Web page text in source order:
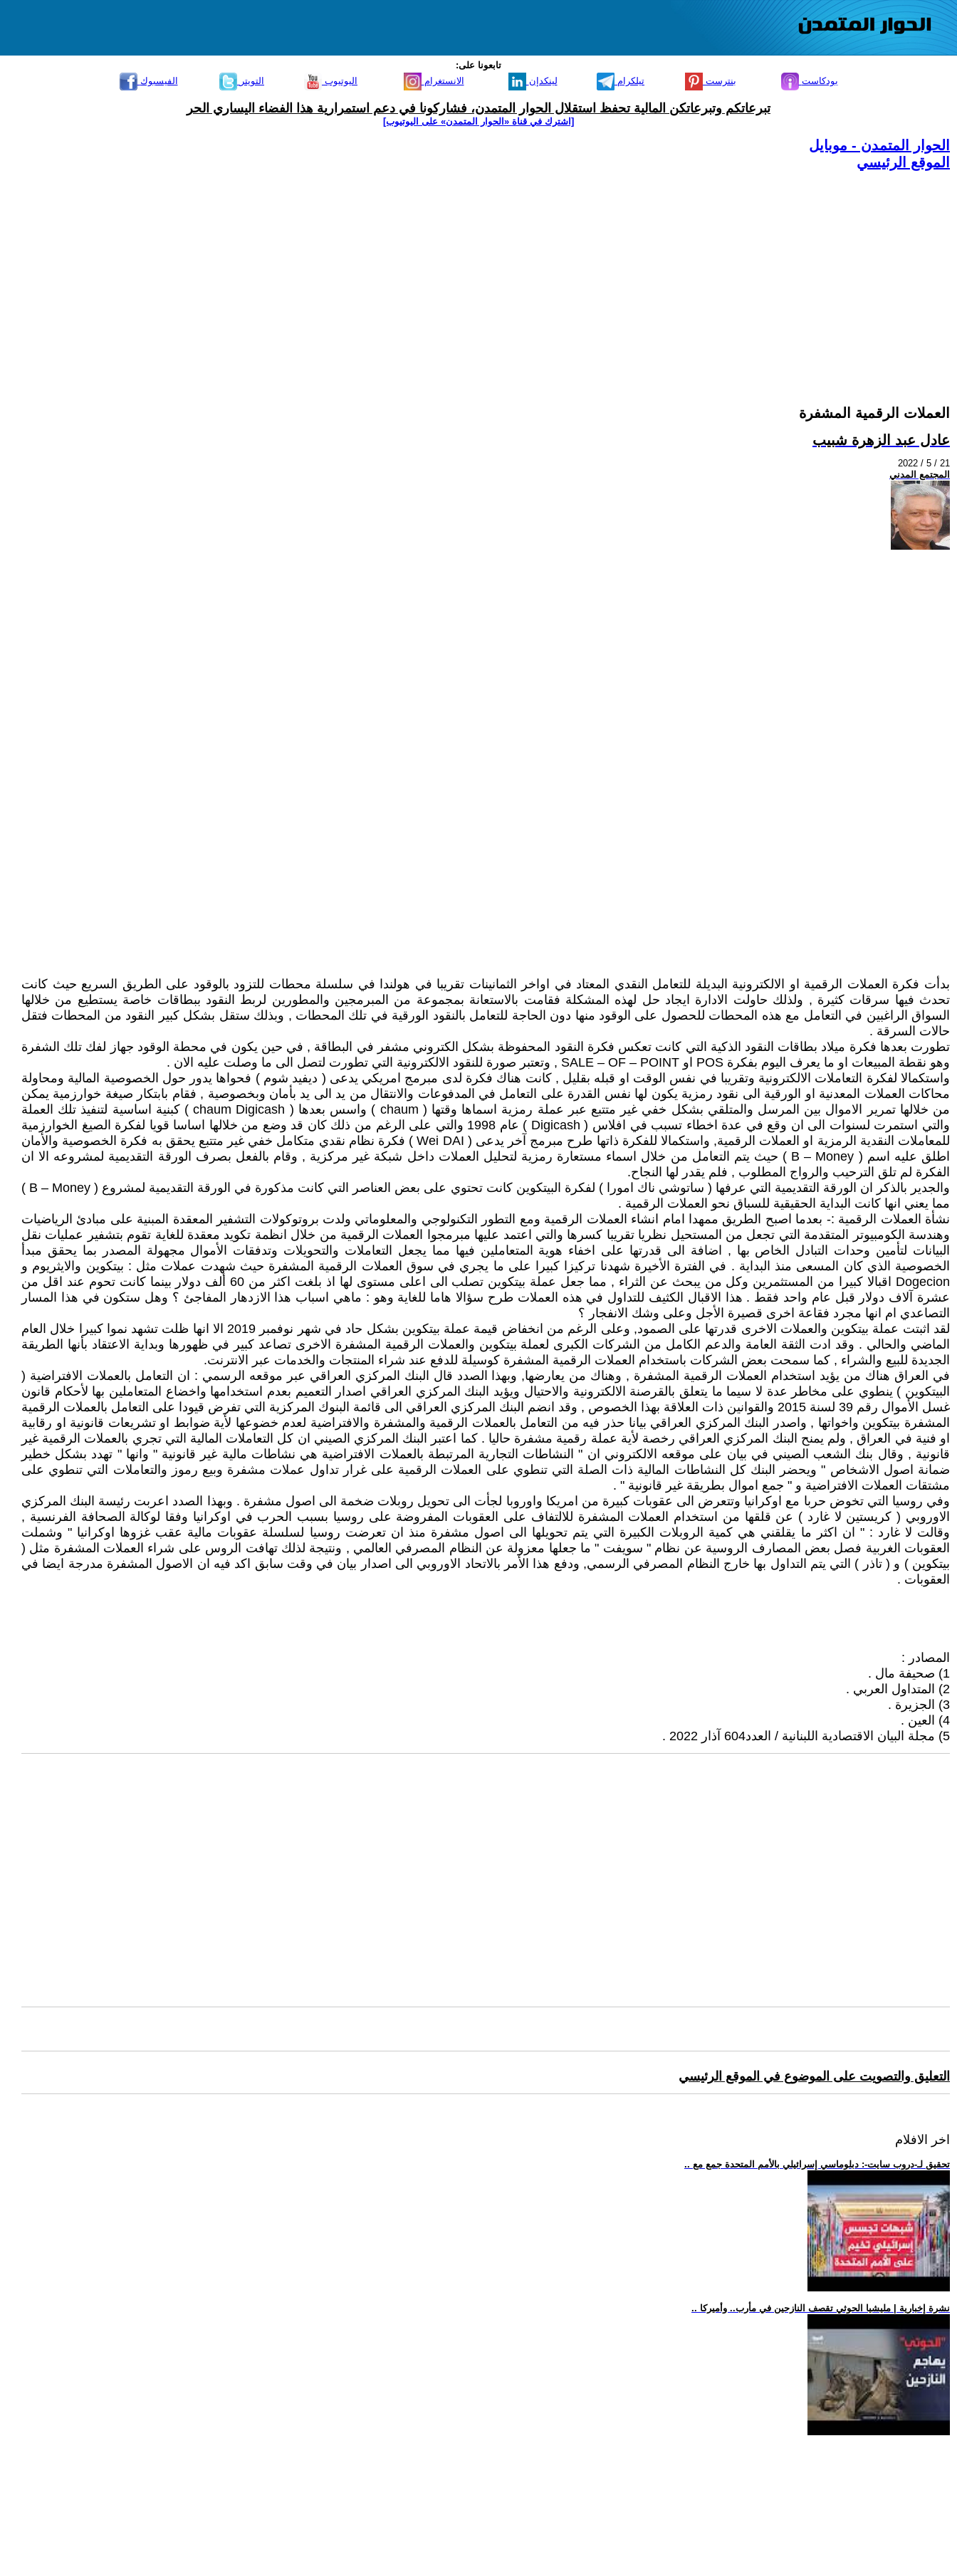
تابعونا على:
الفيسبوك
التويتر اليوتيوب الانستغرام لينكدإن تيلكرام بنترست بودكاست
تبرعاتكم وتبرعاتكن المالية تحفظ استقلال الحوار المتمدن، فشاركونا في دعم استمرارية هذا الفضاء اليساري الحر
[اشترك في قناة ‫«الحوار المتمدن» على اليوتيوب]
الحوار المتمدن - موبايل
الموقع الرئيسي
العملات الرقمية المشفرة
عادل عبد الزهرة شبيب
2022 / 5 / 21
المجتمع المدني
بدأت فكرة العملات الرقمية او الالكترونية البديلة للتعامل النقدي المعتاد في اواخر الثمانينات تقريبا في هولندا في سلسلة محطات للتزود بالوقود على الطريق السريع حيث كانت
تحدث فيها سرقات كثيرة , ولذلك حاولت الادارة ايجاد حل لهذه المشكلة فقامت بالاستعانة بمجموعة من المبرمجين والمطورين لربط النقود ببطاقات خاصة يستطيع من خلالها
السواق الراغبين في التعامل مع هذه المحطات للحصول على الوقود منها دون الحاجة للتعامل بالنقود الورقية في تلك المحطات , وبذلك ستقل بشكل كبير النقود من المحطات فتقل
حالات السرقة .
تطورت بعدها فكرة ميلاد بطاقات النقود الذكية التي كانت تعكس فكرة النقود المحفوظة بشكل الكتروني مشفر في البطاقة , في حين يكون في محطة الوقود جهاز لفك تلك الشفرة
وهو نقطة المبيعات او ما يعرف اليوم بفكرة POS او SALE – OF – POINT , وتعتبر صورة للنقود الالكترونية التي تطورت لتصل الى ما وصلت عليه الان .
واستكمالا لفكرة التعاملات الالكترونية وتقريبا في نفس الوقت او قبله بقليل , كانت هناك فكرة لدى مبرمج امريكي يدعى ( ديفيد شوم ) فحواها يدور حول الخصوصية المالية ومحاولة
محاكات العملات المعدنية او الورقية الى نقود رمزية يكون لها نفس القدرة على التعامل في المدفوعات والانتقال من يد الى يد بأمان وبخصوصية , فقام بابتكار صيغة خوارزمية يمكن
من خلالها تمرير الاموال بين المرسل والمتلقي بشكل خفي غير متتبع عبر عملة رمزية اسماها وقتها ( chaum ) واسس بعدها ( chaum Digicash ) كبنية اساسية لتنفيذ تلك العملة
والتي استمرت لسنوات الى ان وقع في عدة اخطاء تسبب في افلاس ( Digicash ) عام 1998 والتي على الرغم من ذلك كان قد وضع من خلالها اساسا قويا لفكرة الصيغ الخوارزمية
للمعاملات النقدية الرمزية او العملات الرقمية, واستكمالا للفكرة ذاتها طرح مبرمج آخر يدعى ( Wei DAI ) فكرة نظام نقدي متكامل خفي غير متتبع يحقق به فكرة الخصوصية والأمان
اطلق عليه اسم ( B – Money ) حيث يتم التعامل من خلال اسماء مستعارة رمزية لتحليل العملات داخل شبكة غير مركزية , وقام بالفعل بصرف الورقة التقديمية لمشروعه الا ان
الفكرة لم تلق الترحيب والرواج المطلوب , فلم يقدر لها النجاح.
والجدير بالذكر ان الورقة التقديمية التي عرفها ( ساتوشي ناك امورا ) لفكرة البيتكوين كانت تحتوي على بعض العناصر التي كانت مذكورة في الورقة التقديمية لمشروع ( B – Money )
مما يعني انها كانت البداية الحقيقية للسباق نحو العملات الرقمية .
نشأة العملات الرقمية :- بعدما اصبح الطريق ممهدا امام انشاء العملات الرقمية ومع التطور التكنولوجي والمعلوماتي ولدت بروتوكولات التشفير المعقدة المبنية على مبادئ الرياضيات
وهندسة الكومبيوتر المتقدمة التي تجعل من المستحيل نظريا تقريبا كسرها والتي اعتمد عليها مبرمجوا العملات الرقمية من خلال انظمة تكويد معقدة للغاية تقوم بتشفير عمليات نقل
البيانات لتأمين وحدات التبادل الخاص بها , اضافة الى قدرتها على اخفاء هوية المتعاملين فيها مما يجعل التعاملات والتحويلات وتدفقات الأموال مجهولة المصدر بما يحقق مبدأ
الخصوصية الذي كان المسعى منذ البداية . في الفترة الأخيرة شهدنا تركيزا كبيرا على ما يجري في سوق العملات الرقمية المشفرة حيث شهدت عملات مثل : بيتكوين والايثريوم و
Dogecion اقبالا كبيرا من المستثمرين وكل من يبحث عن الثراء , مما جعل عملة بيتكوين تصلب الى اعلى مستوى لها اذ بلغت اكثر من 60 ألف دولار بينما كانت تحوم عند اقل من
عشرة آلاف دولار قبل عام واحد فقط . هذا الاقبال الكثيف للتداول في هذه العملات طرح سؤالا هاما للغاية وهو : ماهي اسباب هذا الازدهار المفاجئ ؟ وهل ستكون في هذا المسار
التصاعدي ام انها مجرد فقاعة اخرى قصيرة الأجل وعلى وشك الانفجار ؟
لقد اثبتت عملة بيتكوين والعملات الاخرى قدرتها على الصمود, وعلى الرغم من انخفاض قيمة عملة بيتكوين بشكل حاد في شهر نوفمبر 2019 الا انها ظلت تشهد نموا كبيرا خلال العام
الماضي والحالي . وقد ادت الثقة العامة والدعم الكامل من الشركات الكبرى لعملة بيتكوين والعملات الرقمية المشفرة الاخرى تصاعد كبير في ظهورها وبداية الاعتقاد بأنها الطريقة
الجديدة للبيع والشراء , كما سمحت بعض الشركات باستخدام العملات الرقمية المشفرة كوسيلة للدفع عند شراء المنتجات والخدمات عبر الانترنت.
في العراق هناك من يؤيد استخدام العملات الرقمية المشفرة , وهناك من يعارضها, وبهذا الصدد قال البنك المركزي العراقي عبر موقعه الرسمي : ان التعامل بالعملات الافتراضية (
البيتكوين ) ينطوي على مخاطر عدة لا سيما ما يتعلق بالقرصنة الالكترونية والاحتيال ويؤيد البنك المركزي العراقي اصدار التعميم بعدم استخدامها واخضاع المتعاملين بها لأحكام قانون
غسل الأموال رقم 39 لسنة 2015 والقوانين ذات العلاقة بهذا الخصوص , وقد انضم البنك المركزي العراقي الى قائمة البنوك المركزية التي تفرض قيودا على التعامل بالعملات الرقمية
المشفرة بيتكوين واخواتها , واصدر البنك المركزي العراقي بيانا حذر فيه من التعامل بالعملات الرقمية والمشفرة والافتراضية لعدم خضوعها لأية ضوابط او تشريعات قانونية او رقابية
او فنية في العراق , ولم يمنح البنك المركزي العراقي رخصة لأية عملة رقمية مشفرة حاليا . كما اعتبر البنك المركزي الصيني ان كل التعاملات المالية التي تجري بالعملات الرقمية غير
قانونية , وقال بنك الشعب الصيني في بيان على موقعه الالكتروني ان " النشاطات التجارية المرتبطة بالعملات الافتراضية هي نشاطات مالية غير قانونية " وانها " تهدد بشكل خطير
ضمانة اصول الاشخاص " ويحضر البنك كل النشاطات المالية ذات الصلة التي تنطوي على العملات الرقمية على غرار تداول عملات مشفرة وبيع رموز والتعاملات التي تنطوي على
مشتقات العملات الافتراضية و " جمع اموال بطريقة غير قانونية " .
وفي روسيا التي تخوض حربا مع اوكرانيا وتتعرض الى عقوبات كبيرة من امريكا واوروبا لجأت الى تحويل روبلات ضخمة الى اصول مشفرة . وبهذا الصدد اعربت رئيسة البنك المركزي
الاوروبي ( كريستين لا غارد ) عن قلقها من استخدام العملات المشفرة للالتفاف على العقوبات المفروضة على روسيا بسبب الحرب في اوكرانيا وفقا لوكالة الصحافة الفرنسية ,
وقالت لا غارد : " ان اكثر ما يقلقني هي كمية الروبلات الكبيرة التي يتم تحويلها الى اصول مشفرة منذ ان تعرضت روسيا لسلسلة عقوبات مالية عقب غزوها اوكرانيا " وشملت
العقوبات الغربية فصل بعض المصارف الروسية عن نظام " سويفت " ما جعلها معزولة عن النظام المصرفي العالمي , ونتيجة لذلك تهافت الروس على شراء العملات المشفرة مثل (
بيتكوين ) و ( تاذر ) التي يتم التداول بها خارج النظام المصرفي الرسمي, ودفع هذا الأمر بالاتحاد الاوروبي الى اصدار بيان في وقت سابق اكد فيه ان الاصول المشفرة مدرجة ايضا في
العقوبات .
المصادر :
1) صحيفة مال .
2) المتداول العربي .
3) الجزيرة .
4) العين .
5) مجلة البيان الاقتصادية اللبنانية / العدد604 آذار 2022 .
التعليق والتصويت على الموضوع في الموقع الرئيسي
اخر الافلام
.. تحقيق لـ-دروب سايت-: دبلوماسي إسرائيلي بالأمم المتحدة جمع مع
.. نشرة إخبارية | مليشيا الحوثي تقصف النازحين في مأرب.. وأميركا